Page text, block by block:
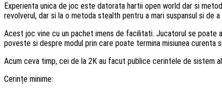
Experienta unica de joc este datorata hartii open world dar si
revolverul, dar si la o metoda stealth pentru a mari suspansul si de
Acest joc vine cu un pachet imens de facilitati. Jucatorul se
poveste si despre modul prin care poate termina misiunea
Acum ceva timp, cei de la 2K au facut publice cerintele de sistem
Cerințe minime: